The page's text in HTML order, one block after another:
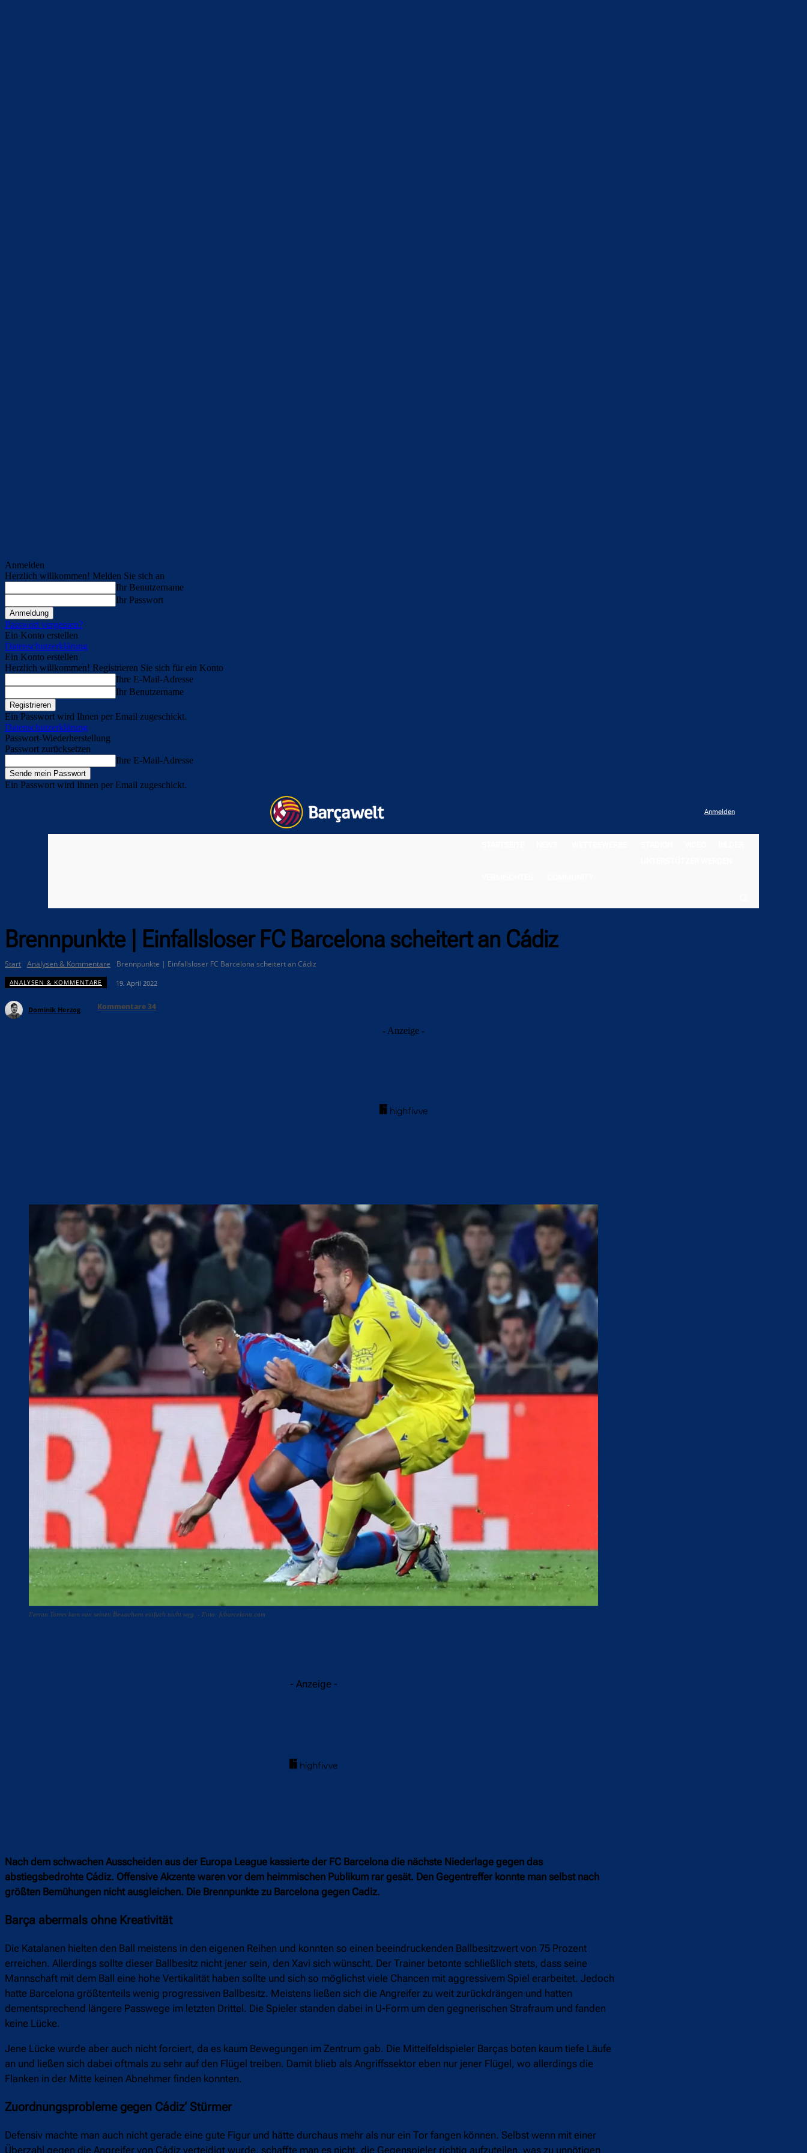
Anmelden
Herzlich willkommen! Melden Sie sich an
Ihr Benutzername
Ihr Passwort
Passwort vergessen?
Ein Konto erstellen
Datenschutzerklärung
Ein Konto erstellen
Herzlich willkommen! Registrieren Sie sich für ein Konto
Ihre E-Mail-Adresse
Ihr Benutzername
Ein Passwort wird Ihnen per Email zugeschickt.
Datenschutzerklärung
Passwort-Wiederherstellung
Passwort zurücksetzen
Ihre E-Mail-Adresse
Ein Passwort wird Ihnen per Email zugeschickt.
Anmelden
Brennpunkte | Einfallsloser FC Barcelona scheitert an Cádiz
Start Analysen & Kommentare Brennpunkte | Einfallsloser FC Barcelona scheitert an Cádiz
ANALYSEN & KOMMENTARE 19. April 2022
Dominik Herzog Kommentare34
- Anzeige -
Ferran Torres kam von seinen Bewachern einfach nicht weg. - Foto: fcbarcelona.com
- Anzeige -
Nach dem schwachen Ausscheiden aus der Europa League kassierte der FC Barcelona die nächste Niederlage gegen das
abstiegsbedrohte Cádiz. Offensive Akzente waren vor dem heimmischen Publikum rar gesät. Den Gegentreffer konnte man selbst nach
größten Bemühungen nicht ausgleichen. Die Brennpunkte zu Barcelona gegen Cadiz.
Barça abermals ohne Kreativität
Die Katalanen hielten den Ball meistens in den eigenen Reihen und konnten so einen beeindruckenden Ballbesitzwert von 75 Prozent
erreichen. Allerdings sollte dieser Ballbesitz nicht jener sein, den Xavi sich wünscht. Der Trainer betonte schließlich stets, dass seine
Mannschaft mit dem Ball eine hohe Vertikalität haben sollte und sich so möglichst viele Chancen mit aggressivem Spiel erarbeitet. Jedoch
hatte Barcelona größtenteils wenig progressiven Ballbesitz. Meistens ließen sich die Angreifer zu weit zurückdrängen und hatten
dementsprechend längere Passwege im letzten Drittel. Die Spieler standen dabei in U-Form um den gegnerischen Strafraum und fanden
keine Lücke.
Jene Lücke wurde aber auch nicht forciert, da es kaum Bewegungen im Zentrum gab. Die Mittelfeldspieler Barças boten kaum tiefe Läufe
an und ließen sich dabei oftmals zu sehr auf den Flügel treiben. Damit blieb als Angriffssektor eben nur jener Flügel, wo allerdings die
Flanken in der Mitte keinen Abnehmer finden konnten.
Zuordnungsprobleme gegen Cádiz‘ Stürmer
Defensiv machte man auch nicht gerade eine gute Figur und hätte durchaus mehr als nur ein Tor fangen können. Selbst wenn mit einer
Überzahl gegen die Angreifer von Cádiz verteidigt wurde, schaffte man es nicht, die Gegenspieler richtig aufzuteilen, was zu unnötigen